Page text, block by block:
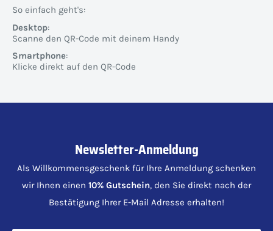
So einfach geht's:
Desktop:
Scanne den QR-Code mit deinem Handy
Smartphone:
Klicke direkt auf den QR-Code
Newsletter-Anmeldung
Als Willkommensgeschenk für Ihre Anmeldung schenken
wir Ihnen einen 10% Gutschein, den Sie direkt nach der
Bestätigung Ihrer E-Mail Adresse erhalten!